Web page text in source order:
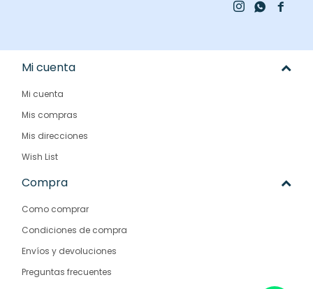

 
Mi cuenta
Mi cuenta
Mis compras
Mis direcciones
Wish List
Compra
Como comprar
Condiciones de compra
Envíos y devoluciones
Preguntas frecuentes